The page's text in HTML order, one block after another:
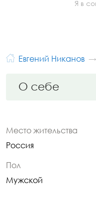
Я в
Евгений Никанов
О себе
Место жительства
Россия
Пол
Мужской